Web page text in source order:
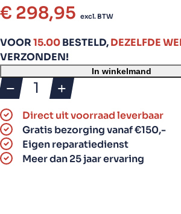
€ 298,95 excl. BTW
VOOR15.00BESTELD,DEZELFDE
VERZONDEN!
Coilnailer
RFK-
CN565-
2
|
Voor
In winkelmand
Direct uit voorraad leverbaar
Gratis bezorging vanaf €150,-
Eigen reparatiedienst
Meer dan 25 jaar ervaring